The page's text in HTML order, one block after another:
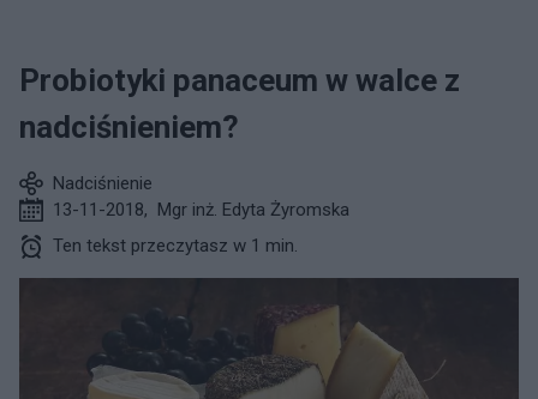
Probiotyki panaceum w walce z
nadciśnieniem?
Nadciśnienie
13-11-2018, Mgr inż. Edyta Żyromska
Ten tekst przeczytasz w 1 min.